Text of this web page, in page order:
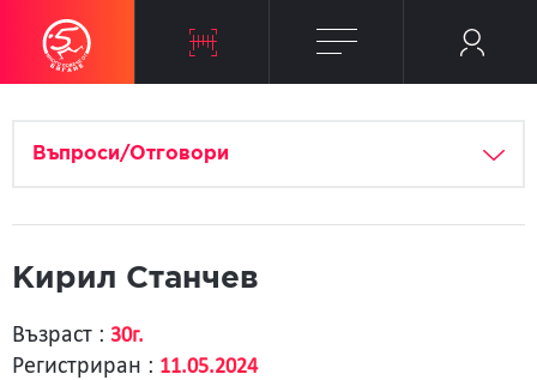
Въпроси/Отговори
Кирил Станчев
Възраст : 30г.
Регистриран : 11.05.2024